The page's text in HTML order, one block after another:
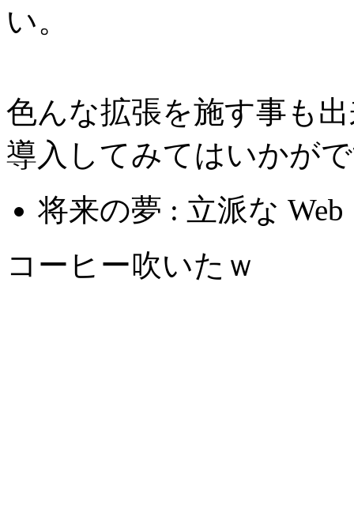
い。
色んな拡張を施す事も
導入してみてはいかが
将来の夢 : 立派な
コーヒー吹いたｗ